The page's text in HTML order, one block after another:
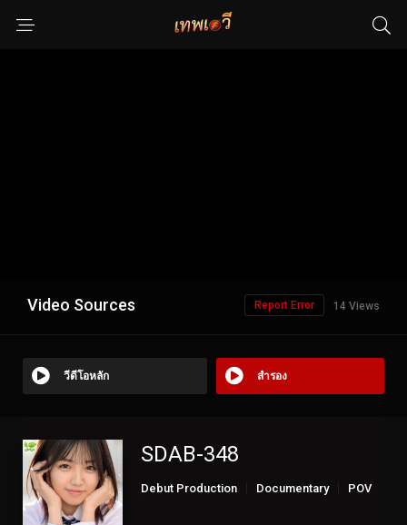
Video Sources 14 Views
Report Error
วีดีโอหลัก สำรอง
SDAB-348
Debut Production Documentary
POV